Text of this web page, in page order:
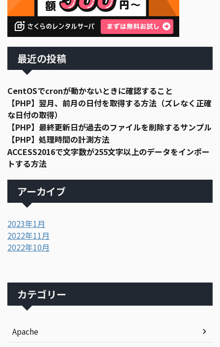
最近の投稿
CentOSでcronが動かないときに確認すること
【PHP】翌月、前月の日付を取得する方法（ズレなく正確
な日付の取得）
【PHP】最終更新日が過去のファイルを削除するサンプル
【PHP】処理時間の計測方法
ACCESS2016で文字数が255文字以上のデータをインポー
トする方法
アーカイブ
2023年1月
2022年11月
2022年10月
カテゴリー
Apache